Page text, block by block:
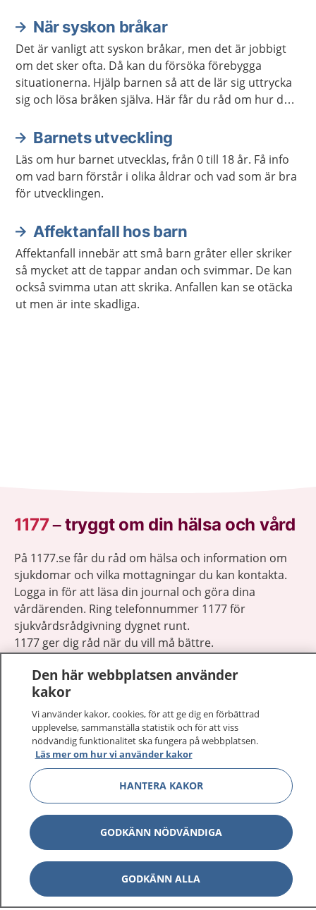
När syskon bråkar
Det är vanligt att syskon bråkar, men det är jobbigt
om det sker ofta. Då kan du försöka förebygga
situationerna. Hjälp barnen så att de lär sig uttrycka
sig och lösa bråken själva. Här får du råd om hur du
Barnets utveckling
Läs om hur barnet utvecklas, från 0 till 18 år. Få info
om vad barn förstår i olika åldrar och vad som är bra
för utvecklingen.
Affektanfall hos barn
Affektanfall innebär att små barn gråter eller skriker
så mycket att de tappar andan och svimmar. De kan
också svimma utan att skrika. Anfallen kan se otäcka
ut men är inte skadliga.
1177–tryggt om din hälsa och vård
På 1177.se får du råd om hälsa och information om
sjukdomar och vilka mottagningar du kan kontakta.
Logga in för att läsa din journal och göra dina
vårdärenden. Ring telefonnummer 1177 för
sjukvårdsrådgivning dygnet runt.
1177 ger dig råd när du vill må bättre.
1177 på flera språk
Om 1177 Visa
Kontakt Visa
Behandling av personuppgifter
Hantering av kakor
Den här webbplatsen använder
kakor
Vi använder kakor, cookies, för att ge dig en förbättrad
upplevelse, sammanställa statistik och för att viss
nödvändig funktionalitet ska fungera på webbplatsen.
Läs mer om hur vi använder kakor
HANTERA KAKOR
GODKÄNN NÖDVÄNDIGA
GODKÄNN ALLA